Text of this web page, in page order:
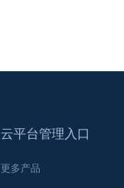
云平台管理入口
更多产品